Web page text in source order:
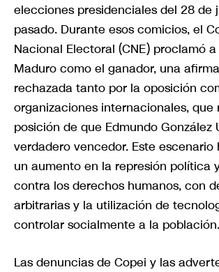
elecciones presidenciales del 28 de
pasado. Durante esos comicios, el
Nacional Electoral (CNE) proclamó
Maduro como el ganador, una
rechazada tanto por la oposición
organizaciones internacionales, que
posición de que Edmundo González
verdadero vencedor. Este escenario
un aumento en la represión política
contra los derechos humanos, con
arbitrarias y la utilización de
controlar socialmente a la población.
Las denuncias de Copei y las